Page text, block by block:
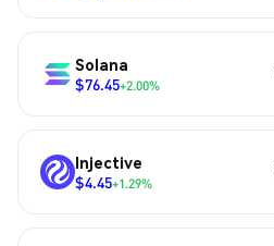
Solana
$76.45+2.00%
Injective
$4.45+1.29%